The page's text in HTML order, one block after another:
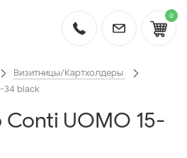
0
Визитницы/Картхолдеры
34 black
UOMO 15-